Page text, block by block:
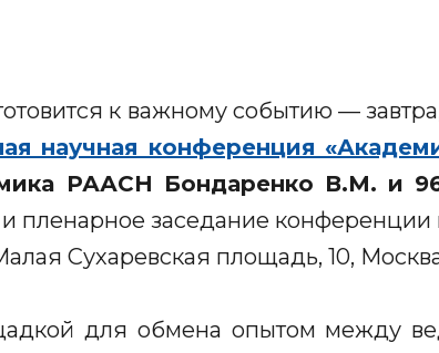
к важному событию —
научная конференция
РААСН Бондаренко В.М. и
пленарное заседание конференции
Сухаревская площадь, 10,
для обмена опытом между